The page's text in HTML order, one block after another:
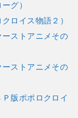
グ）
ロイス物語２）
ストアニメその
ストアニメその
版ポポロクロイ